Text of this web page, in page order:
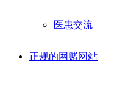
医患交流
正规的网赌网站